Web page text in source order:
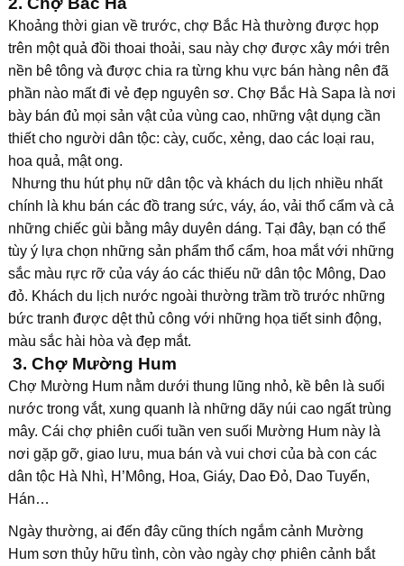
Khoảng thời gian về trước, chợ Bắc Hà thường được họp
trên một quả đồi thoai thoải, sau này chợ được xây mới trên
nền bê tông và được chia ra từng khu vực bán hàng nên đã
phần nào mất đi vẻ đẹp nguyên sơ. Chợ Bắc Hà Sapa là nơi
bày bán đủ mọi sản vật của vùng cao, những vật dụng cần
thiết cho người dân tộc: cày, cuốc, xẻng, dao các loại rau,
hoa quả, mật ong.
Nhưng thu hút phụ nữ dân tộc và khách du lịch nhiều nhất
chính là khu bán các đồ trang sức, váy, áo, vải thổ cẩm và cả
những chiếc gùi bằng mây duyên dáng. Tại đây, bạn có thể
tùy ý lựa chọn những sản phẩm thổ cẩm, hoa mắt với những
sắc màu rực rỡ của váy áo các thiếu nữ dân tộc Mông, Dao
đỏ. Khách du lịch nước ngoài thường trầm trồ trước những
bức tranh được dệt thủ công với những họa tiết sinh động,
màu sắc hài hòa và đẹp mắt.
3. Chợ Mường Hum
Chợ Mường Hum nằm dưới thung lũng nhỏ, kề bên là suối
nước trong vắt, xung quanh là những dãy núi cao ngất trùng
mây. Cái chợ phiên cuối tuần ven suối Mường Hum này là
nơi gặp gỡ, giao lưu, mua bán và vui chơi của bà con các
dân tộc Hà Nhì, H’Mông, Hoa, Giáy, Dao Ðỏ, Dao Tuyển,
Hán…
Ngày thường, ai đến đây cũng thích ngắm cảnh Mường
Hum sơn thủy hữu tình, còn vào ngày chợ phiên cảnh bắt